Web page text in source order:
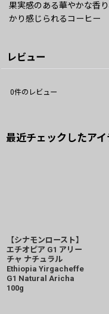
果実感のある華やかな香
かり感じられるコーヒー
レビュー
0件のレビュー
最近チェックしたアイ
【シナモンロースト】
エチオピア G1 アリー
チャ ナチュラル
Ethiopia Yirgacheffe
G1 Natural Aricha
100g